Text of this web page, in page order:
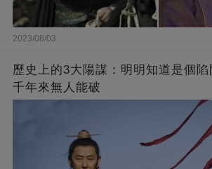
2023/08/03
歷史上的3大陽謀：明明知道是個陷
千年來無人能破